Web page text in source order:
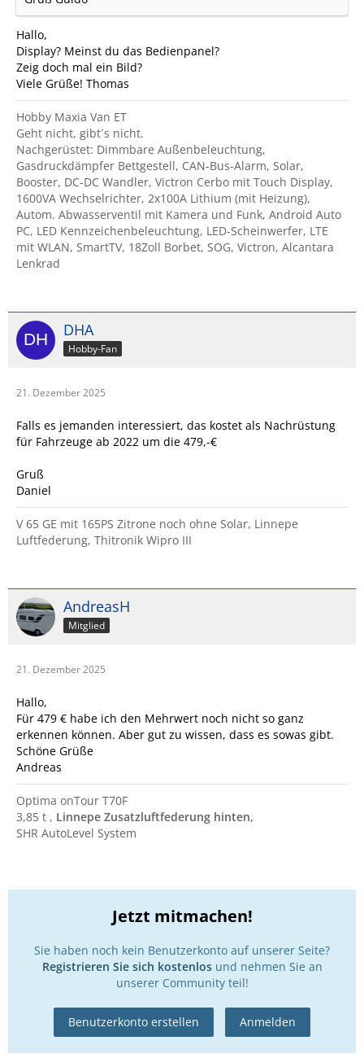
Hallo,
Display? Meinst du das Bedienpanel?
Zeig doch mal ein Bild?
Viele Grüße! Thomas
Hobby Maxia Van ET
Geht nicht, gibt´s nicht.
Nachgerüstet: Dimmbare Außenbeleuchtung,
Gasdruckdämpfer Bettgestell, CAN-Bus-Alarm, Solar,
Booster, DC-DC Wandler, Victron Cerbo mit Touch Display,
1600VA Wechselrichter, 2x100A Lithium (mit Heizung),
Autom. Abwasserventil mit Kamera und Funk, Android Auto
PC, LED Kennzeichenbeleuchtung, LED-Scheinwerfer, LTE
mit WLAN, SmartTV, 18Zoll Borbet, SOG, Victron, Alcantara
Lenkrad
DHA
Hobby-Fan
21. Dezember 2025
Falls es jemanden interessiert, das kostet als Nachrüstung
für Fahrzeuge ab 2022 um die 479,-€
Gruß
Daniel
V 65 GE mit 165PS Zitrone noch ohne Solar, Linnepe
Luftfederung, Thitronik Wipro III
AndreasH
Mitglied
21. Dezember 2025
Hallo,
Für 479 € habe ich den Mehrwert noch nicht so ganz
erkennen können. Aber gut zu wissen, dass es sowas gibt.
Schöne Grüße
Andreas
Optima onTour T70F
3,85 t , Linnepe Zusatzluftfederung hinten,
SHR AutoLevel System
Jetzt mitmachen!
Sie haben noch kein Benutzerkonto auf unserer Seite?
Registrieren Sie sich kostenlosund nehmen Sie an
unserer Community teil!
Benutzerkonto erstellen Anmelden